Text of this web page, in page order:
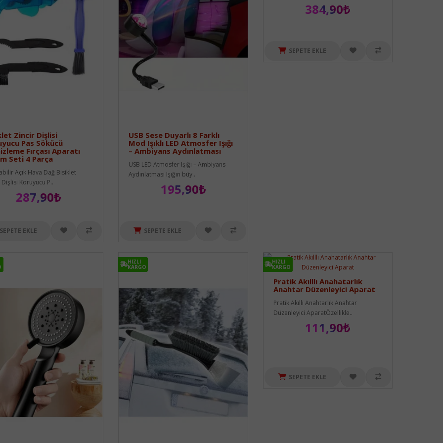
Zincir Dişlisi
Pas Sökücü
Fırçası Aparatı
Seti 4 Parça
Açık Hava Dağ Bisiklet
Koruyucu P..
287,90₺
SEPETE EKLE
USB Sese Duyarlı 8 Farklı
Mod Işıklı LED Atmosfer Işığı
– Ambiyans Aydınlatması
USB LED Atmosfer Işığı – Ambiyans
Aydınlatması Işığın büy..
195,90₺
SEPETE EKLE
384,90₺
SEPETE EKLE
HIZLI
KARGO
HIZLI
KARGO
HIZLI
KARGO
HIZLI
KARGO
Pratik Akılllı Anahatarlık
Anahtar Düzenleyici Aparat
Pratik Akıllı Anahtarlık Anahtar
Düzenleyici AparatÖzellikle..
111,90₺
SEPETE EKLE